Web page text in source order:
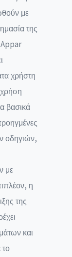
με
της
Appar
χρήστη
βασικά
οδηγιών,
με
η
της
και